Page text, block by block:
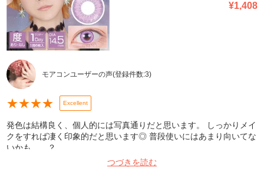
¥1,408
モアコンユーザーの声(登録件数:3)
★★★★ Excellent
発色は結構良く、個人的には写真通りだと思います。 しっかりメイ
クをすれば凄く印象的だと思います◎ 普段使いにはあまり向いてな
いかも……？
つづきを読む